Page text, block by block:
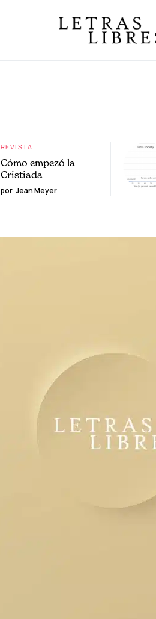
REVISTA
Cómo empezó la
Cristiada
por Jean Meyer